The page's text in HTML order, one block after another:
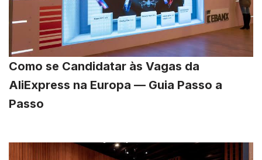
Como se Candidatar às Vagas da
AliExpress na Europa — Guia Passo a
Passo